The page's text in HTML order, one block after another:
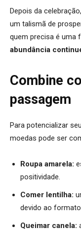
Depois da
um talismã de
quem precisa é uma
abundância
Combine
passagem
Para potencializar
moedas pode ser
Roupa amarela:
positividade.
Comer lentilha:
devido ao
Queimar canela: